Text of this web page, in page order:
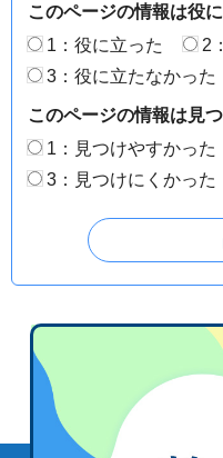
このページの情報は役
1：役に立った
2
3：役に立たなかった
このページの情報は見
1：見つけやすかった
3：見つけにくかった